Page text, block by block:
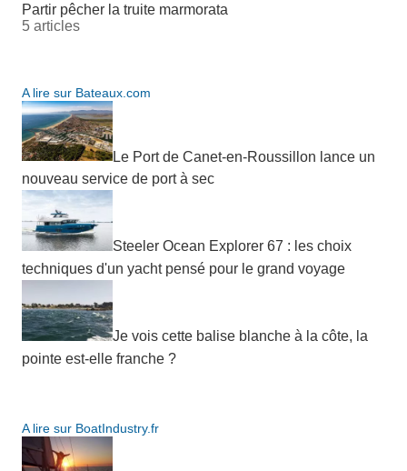
Partir pêcher la truite marmorata
5 articles
A lire sur Bateaux.com
Le Port de Canet-en-Roussillon lance un
nouveau service de port à sec
Steeler Ocean Explorer 67 : les choix
techniques d'un yacht pensé pour le grand voyage
Je vois cette balise blanche à la côte, la
pointe est-elle franche ?
A lire sur BoatIndustry.fr